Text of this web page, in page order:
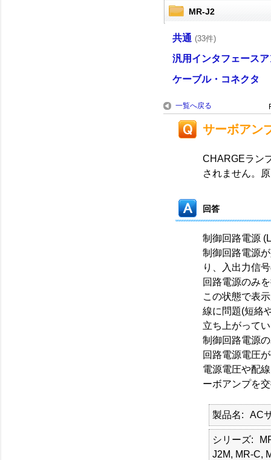
MR-J2
共通 (33件)
汎用インタフェース
ケーブル・コネクタ
一覧へ戻る
サーボアン
CHARGEラン
されません。
回答
制御回路電源
制御回路電源
り、入出力信
回路電源のみ
この状態で表
線に問題(短絡
立ち上がって
制御回路電源
回路電源電圧
電源電圧や配
ーボアンプを
製品名 AC
シリーズ
J2M, MR-C,